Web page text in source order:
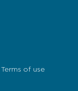
Terms of use